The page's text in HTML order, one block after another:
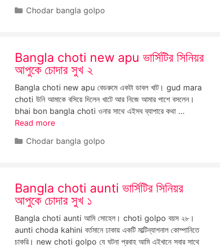
Categories
Chodar bangla golpo
Bangla choti new apu ভার্সিটির সিনিয়র
আপুকে চোদার সুখ ২
Bangla choti new apu বেডরুমে একটা ডাবল খাট। gud mara
choti উনি আমাকে বসিয়ে দিলেন খাটে আর নিজে আমার পাশে বসলেন।
bhai bon bangla choti ওনার সাথে এইসব ব্যাপারে কথা …
Read more
Categories
Chodar bangla golpo
Bangla choti aunti ভার্সিটির সিনিয়র
আপুকে চোদার সুখ ১
Bangla choti aunti আমি সোহেল। choti golpo বয়স ২৮।
aunti choda kahini বর্তমানে ঢাকায় একটি মাল্টিন্যাশনাল কোম্পানিতে
চাকরি। new choti golpo যে ঘটনা প্রবাহ আমি এইখানে সবার সাথে